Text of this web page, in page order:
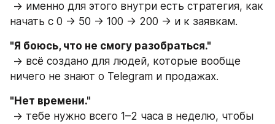
начать с 0 → 50 → 100 → 200 → и к заявкам.
"Я боюсь, что не смогу разобраться."
ничего не знают о Telegram и продажах.
"Нет времени."